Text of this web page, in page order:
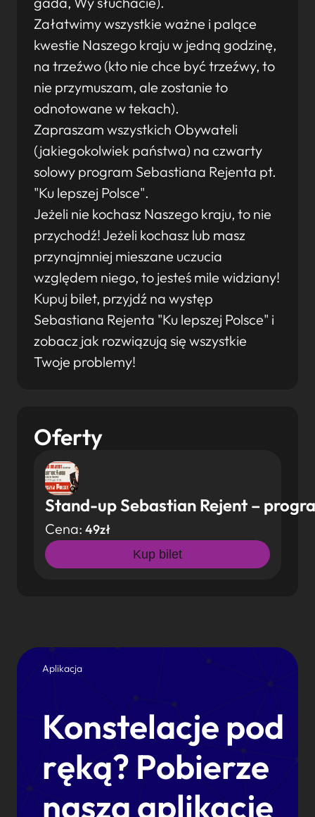
Załatwimy wszystkie ważne i palące
kwestie Naszego kraju w jedną godzinę,
na trzeźwo (kto nie chce być trzeźwy, to
nie przymuszam, ale zostanie to
odnotowane w tekach).
Zapraszam wszystkich Obywateli
(jakiegokolwiek państwa) na czwarty
solowy program Sebastiana Rejenta pt.
"Ku lepszej Polsce".
Jeżeli nie kochasz Naszego kraju, to nie
przychodź! Jeżeli kochasz lub masz
przynajmniej mieszane uczucia
względem niego, to jesteś mile widziany!
Kupuj bilet, przyjdź na występ
Sebastiana Rejenta "Ku lepszej Polsce" i
zobacz jak rozwiązują się wszystkie
Twoje problemy!
Oferty
Stand-up Sebastian Rejent –
Cena: 49zł
Kup bilet
Aplikacja
Konstelacje pod
ręką? Pobierze
naszą aplikację